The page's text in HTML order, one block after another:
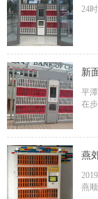
电
24
新
相
平
在
燕
燕